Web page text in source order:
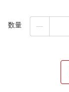
数量